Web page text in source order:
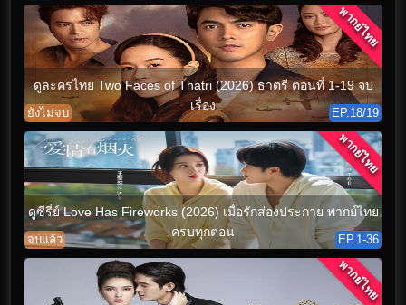
ดูละครไทย Two Faces of Thatri (2026) ธาตรี ตอนที่ 1-19 จบ
เรื่อง
ยังไม่จบ EP.18/19
พากย์ไทย
ดูซีรี่ย์ Love Has Fireworks (2026) เมื่อรักส่องประกาย พากย์ไทย
ครบทุกตอน
จบแล้ว EP.1-36
พากย์ไทย
พากย์ไทย